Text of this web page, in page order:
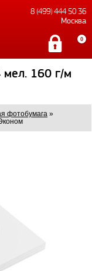
8 (499) 444 50 36
Москва
0
мел. 160 г/м
фотобумага »